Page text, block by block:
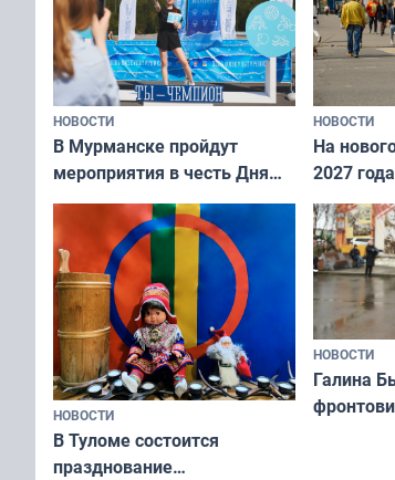
НОВОСТИ
В Мурманске пройдут
мероприятия в честь Дня
физкультурника
НОВОСТИ
На
2027
НОВОСТИ
В Туломе состоится
празднование
НОВОСТИ
Галина